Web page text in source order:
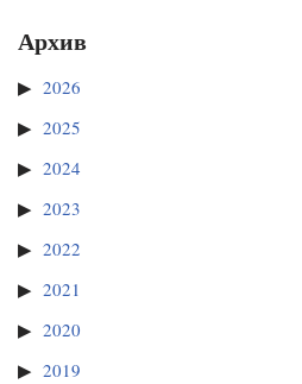
Архив
2026
2025
2024
2023
2022
2021
2020
2019